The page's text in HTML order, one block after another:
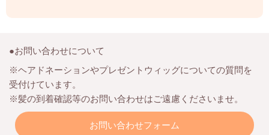
●お問い合わせについて
※ヘアドネーションやプレゼントウィッグについての質問を
受付けています。
※髪の到着確認等のお問い合わせはご遠慮くださいませ。
お問い合わせフォーム